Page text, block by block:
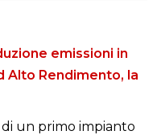
emissioni in
Alto Rendimento, la
di un primo impianto